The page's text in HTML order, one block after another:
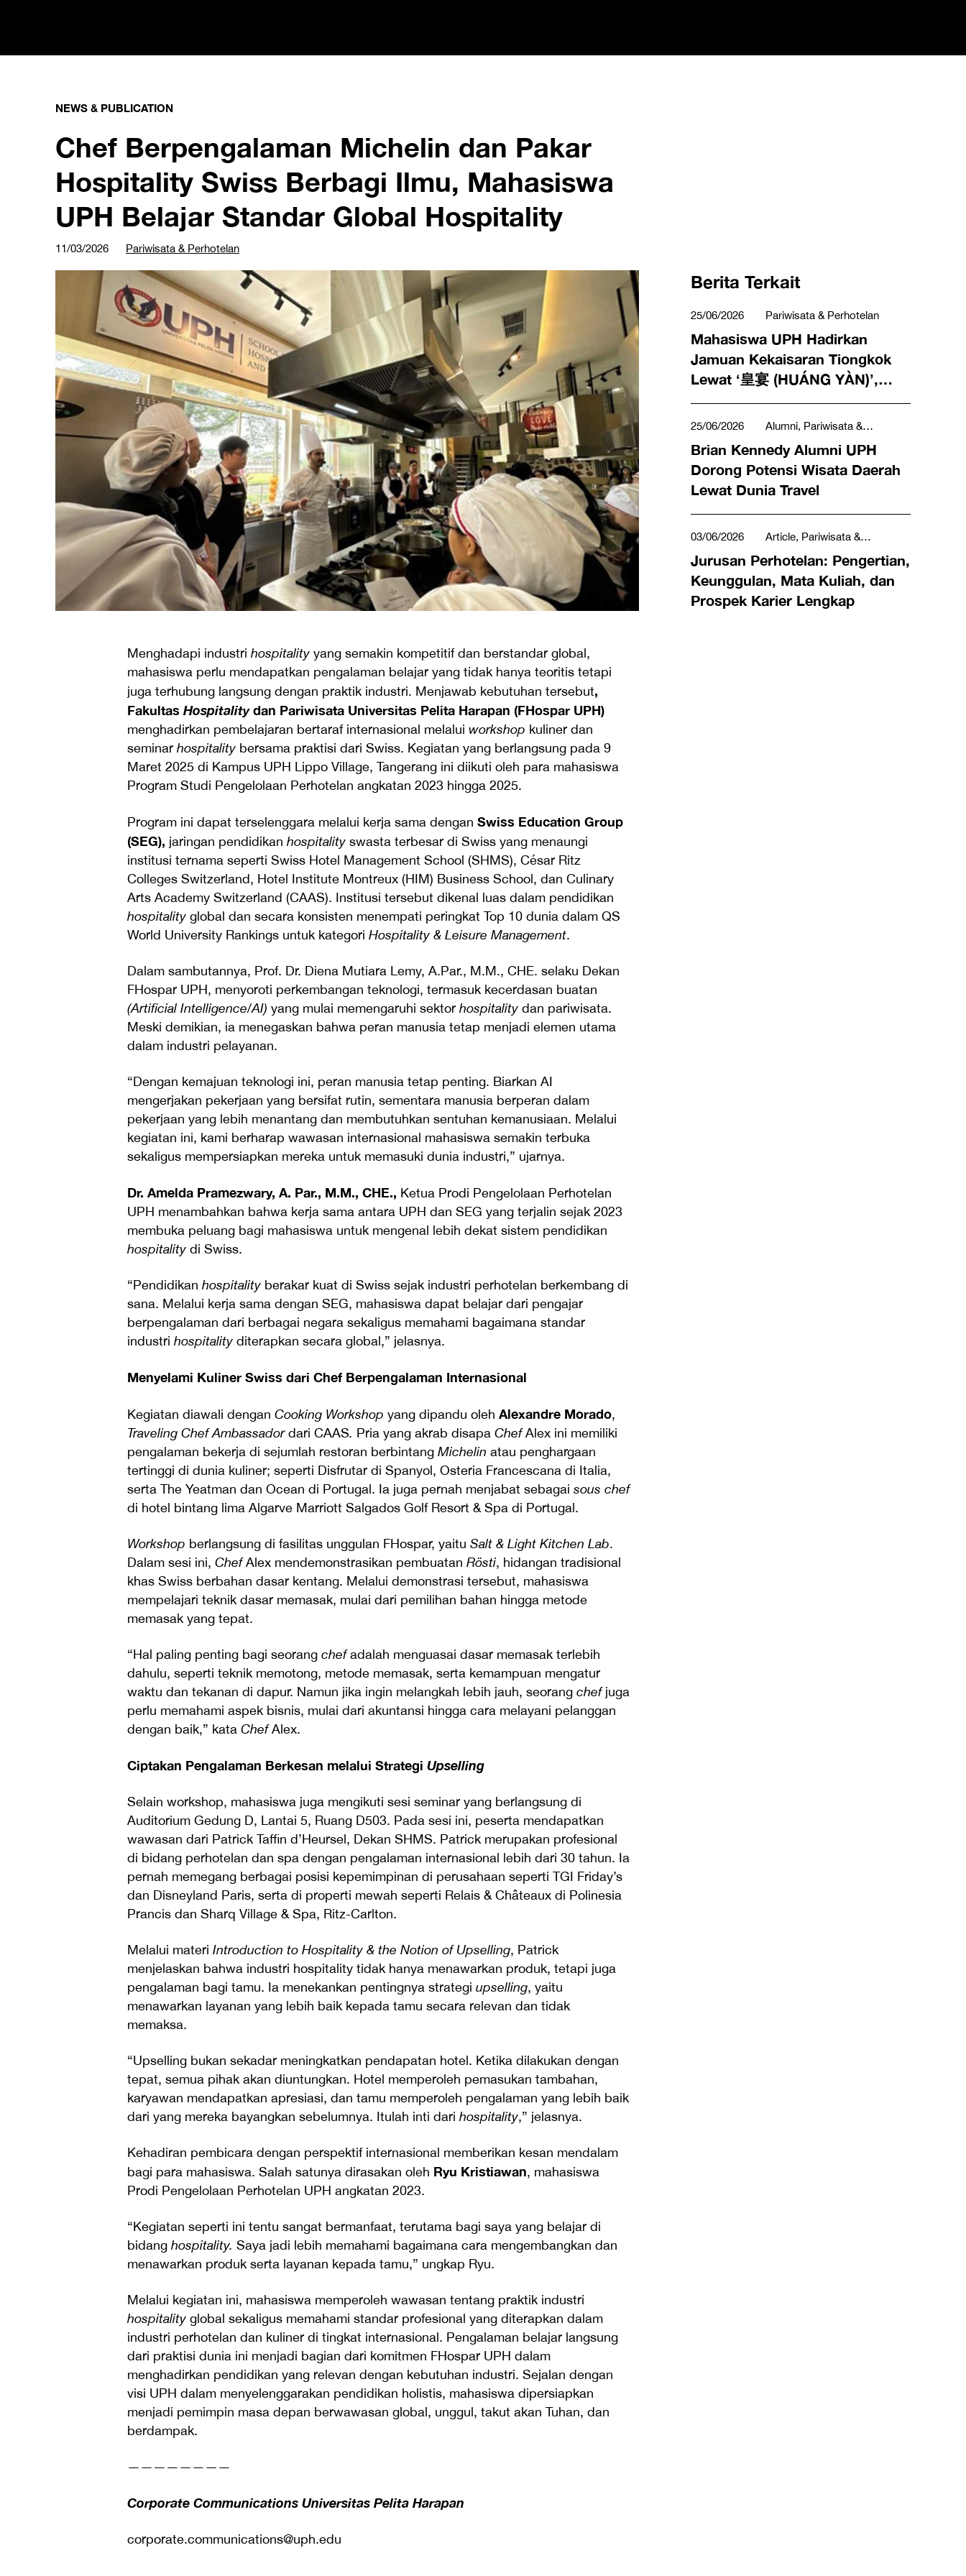
NEWS & PUBLICATION
Chef Berpengalaman Michelin dan Pakar
Hospitality Swiss Berbagi Ilmu, Mahasiswa
UPH Belajar Standar Global Hospitality
11/03/2026 Pariwisata & Perhotelan
Menghadapi industri hospitality yang semakin kompetitif dan berstandar global,
mahasiswa perlu mendapatkan pengalaman belajar yang tidak hanya teoritis tetapi
juga terhubung langsung dengan praktik industri. Menjawab kebutuhan tersebut,
Fakultas Hospitalitydan Pariwisata Universitas Pelita Harapan (FHospar UPH)
menghadirkan pembelajaran bertaraf internasional melalui workshop kuliner dan
seminar hospitality bersama praktisi dari Swiss. Kegiatan yang berlangsung pada 9
Maret 2025 di Kampus UPH Lippo Village, Tangerang ini diikuti oleh para mahasiswa
Program Studi Pengelolaan Perhotelan angkatan 2023 hingga 2025.
Program ini dapat terselenggara melalui kerja sama dengan Swiss Education Group
(SEG), jaringan pendidikan hospitality swasta terbesar di Swiss yang menaungi
institusi ternama seperti Swiss Hotel Management School (SHMS), César Ritz
Colleges Switzerland, Hotel Institute Montreux (HIM) Business School, dan Culinary
Arts Academy Switzerland (CAAS). Institusi tersebut dikenal luas dalam pendidikan
hospitality global dan secara konsisten menempati peringkat Top 10 dunia dalam QS
World University Rankings untuk kategori Hospitality & Leisure Management.
Dalam sambutannya, Prof. Dr. Diena Mutiara Lemy, A.Par., M.M., CHE. selaku Dekan
FHospar UPH, menyoroti perkembangan teknologi, termasuk kecerdasan buatan
(Artificial Intelligence/AI) yang mulai memengaruhi sektor hospitality dan pariwisata.
Meski demikian, ia menegaskan bahwa peran manusia tetap menjadi elemen utama
dalam industri pelayanan.
“Dengan kemajuan teknologi ini, peran manusia tetap penting. Biarkan AI
mengerjakan pekerjaan yang bersifat rutin, sementara manusia berperan dalam
pekerjaan yang lebih menantang dan membutuhkan sentuhan kemanusiaan. Melalui
kegiatan ini, kami berharap wawasan internasional mahasiswa semakin terbuka
sekaligus mempersiapkan mereka untuk memasuki dunia industri,” ujarnya.
Dr. Amelda Pramezwary, A. Par., M.M., CHE., Ketua Prodi Pengelolaan Perhotelan
UPH menambahkan bahwa kerja sama antara UPH dan SEG yang terjalin sejak 2023
membuka peluang bagi mahasiswa untuk mengenal lebih dekat sistem pendidikan
hospitality di Swiss.
“Pendidikan hospitality berakar kuat di Swiss sejak industri perhotelan berkembang di
sana. Melalui kerja sama dengan SEG, mahasiswa dapat belajar dari pengajar
berpengalaman dari berbagai negara sekaligus memahami bagaimana standar
industri hospitality diterapkan secara global,” jelasnya.
Menyelami Kuliner Swiss dari Chef Berpengalaman Internasional
Kegiatan diawali dengan Cooking Workshop yang dipandu oleh Alexandre Morado,
Traveling Chef Ambassadordari CAAS. Pria yang akrab disapa ChefAlex ini memiliki
pengalaman bekerja di sejumlah restoran berbintang Michelin atau penghargaan
tertinggi di dunia kuliner; seperti Disfrutar di Spanyol, Osteria Francescana di Italia,
serta The Yeatman dan Ocean di Portugal. Ia juga pernah menjabat sebagai sous chef
di hotel bintang lima Algarve Marriott Salgados Golf Resort & Spa di Portugal.
Workshop berlangsung di fasilitas unggulan FHospar, yaitu Salt & Light Kitchen Lab.
Dalam sesi ini, ChefAlex mendemonstrasikan pembuatan Rösti, hidangan tradisional
khas Swiss berbahan dasar kentang. Melalui demonstrasi tersebut, mahasiswa
mempelajari teknik dasar memasak, mulai dari pemilihan bahan hingga metode
memasak yang tepat.
“Hal paling penting bagi seorang chefadalah menguasai dasar memasak terlebih
dahulu, seperti teknik memotong, metode memasak, serta kemampuan mengatur
waktu dan tekanan di dapur. Namun jika ingin melangkah lebih jauh, seorang chefjuga
perlu memahami aspek bisnis, mulai dari akuntansi hingga cara melayani pelanggan
dengan baik,” kata ChefAlex.
Ciptakan Pengalaman Berkesan melalui Strategi Upselling
Selain workshop, mahasiswa juga mengikuti sesi seminar yang berlangsung di
Auditorium Gedung D, Lantai 5, Ruang D503. Pada sesi ini, peserta mendapatkan
wawasan dari Patrick Taffin d’Heursel, Dekan SHMS. Patrick merupakan profesional
di bidang perhotelan dan spa dengan pengalaman internasional lebih dari 30 tahun. Ia
pernah memegang berbagai posisi kepemimpinan di perusahaan seperti TGI Friday’s
dan Disneyland Paris, serta di properti mewah seperti Relais & Châteaux di Polinesia
Prancis dan Sharq Village & Spa, Ritz-Carlton.
Melalui materi Introduction to Hospitality & the Notion of Upselling, Patrick
menjelaskan bahwa industri hospitality tidak hanya menawarkan produk, tetapi juga
pengalaman bagi tamu. Ia menekankan pentingnya strategi upselling, yaitu
menawarkan layanan yang lebih baik kepada tamu secara relevan dan tidak
memaksa.
“Upselling bukan sekadar meningkatkan pendapatan hotel. Ketika dilakukan dengan
tepat, semua pihak akan diuntungkan. Hotel memperoleh pemasukan tambahan,
karyawan mendapatkan apresiasi, dan tamu memperoleh pengalaman yang lebih baik
dari yang mereka bayangkan sebelumnya. Itulah inti dari hospitality,” jelasnya.
Kehadiran pembicara dengan perspektif internasional memberikan kesan mendalam
bagi para mahasiswa. Salah satunya dirasakan oleh Ryu Kristiawan, mahasiswa
Prodi Pengelolaan Perhotelan UPH angkatan 2023.
“Kegiatan seperti ini tentu sangat bermanfaat, terutama bagi saya yang belajar di
bidang hospitality. Saya jadi lebih memahami bagaimana cara mengembangkan dan
menawarkan produk serta layanan kepada tamu,” ungkap Ryu.
Melalui kegiatan ini, mahasiswa memperoleh wawasan tentang praktik industri
hospitality global sekaligus memahami standar profesional yang diterapkan dalam
industri perhotelan dan kuliner di tingkat internasional. Pengalaman belajar langsung
dari praktisi dunia ini menjadi bagian dari komitmen FHospar UPH dalam
menghadirkan pendidikan yang relevan dengan kebutuhan industri. Sejalan dengan
visi UPH dalam menyelenggarakan pendidikan holistis, mahasiswa dipersiapkan
menjadi pemimpin masa depan berwawasan global, unggul, takut akan Tuhan, dan
berdampak.
————————
Corporate Communications Universitas Pelita Harapan
corporate.communications@uph.edu
Berita Terkait
25/06/2026 Pariwisata & Perhotelan
Mahasiswa UPH Hadirkan
Jamuan Kekaisaran Tiongkok
Lewat ‘皇宴 (HUÁNG YÀN)’,
Bekal Nyata Menuju Industri
Hospitality Global
25/06/2026
Brian Kennedy Alumni UPH
Dorong Potensi Wisata Daerah
Lewat Dunia Travel
03/06/2026
Jurusan Perhotelan: Pengertian,
Keunggulan, Mata Kuliah, dan
Prospek Karier Lengkap